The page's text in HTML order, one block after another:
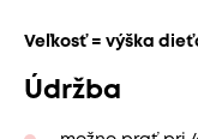
Veľkosť = výška
Údržba